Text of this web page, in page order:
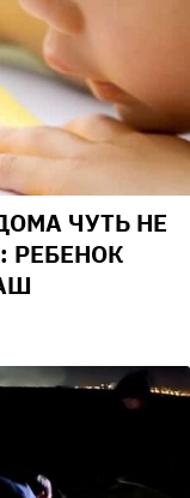
ЧУТЬ НЕ
РЕБЕНОК